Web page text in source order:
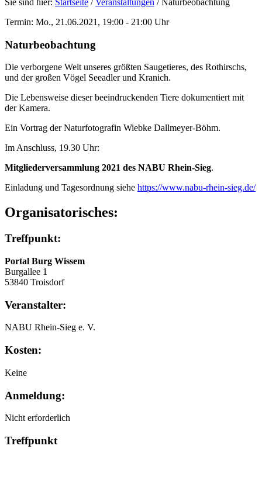
Sie sind hier: Startseite / Veranstaltungen / Naturbeobachtung
Termin: Mo., 21.06.2021, 19:00 - 21:00 Uhr
Naturbeobachtung
Die verborgene Welt unseres größten Saugetieres, des Rothirschs,
und der großen Vögel Seeadler und Kranich.
Die Lebensweise dieser beeindruckenden Tiere dokumentiert mit
der Kamera.
Ein Vortrag der Naturfotografin Wiebke Dallmeyer-Böhm.
Im Anschluss, 19.30 Uhr:
Mitgliederversammlung 2021 des NABU Rhein-Sieg.
Einladung und Tagesordnung siehe https://www.nabu-rhein-sieg.de/
Organisatorisches:
Treffpunkt:
Portal Burg Wissem
Burgallee 1
53840 Troisdorf
Veranstalter:
NABU Rhein-Sieg e. V.
Kosten:
Keine
Anmeldung:
Nicht erforderlich
Treffpunkt